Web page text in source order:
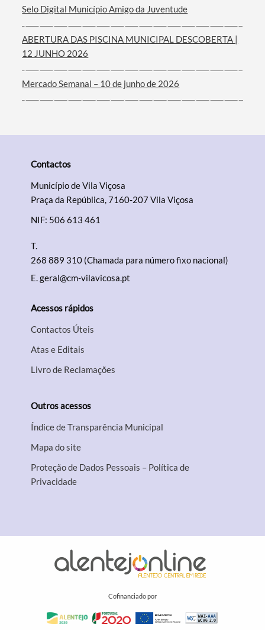
Filtros
Selo Digital Município Amigo da Juventude
ABERTURA DAS PISCINA MUNICIPAL DESCOBERTA |
12 JUNHO 2026
Mercado Semanal – 10 de junho de 2026
Contactos
Município de Vila Viçosa
Praça da República, 7160-207 Vila Viçosa
NIF: 506 613 461
T.
268 889 310 (Chamada para número fixo nacional)
E.geral@cm-vilavicosa.pt
Acessos rápidos
Contactos Úteis
Atas e Editais
Livro de Reclamações
Outros acessos
Índice de Transparência Municipal
Mapa do site
Proteção de Dados Pessoais – Política de
Privacidade
Cofinanciado por